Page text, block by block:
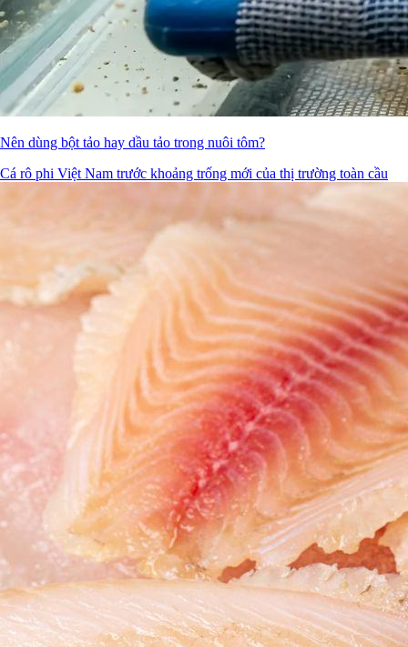
Nên dùng bột tảo hay dầu tảo trong nuôi tôm?
Cá rô phi Việt Nam trước khoảng trống mới của thị trường toàn cầu